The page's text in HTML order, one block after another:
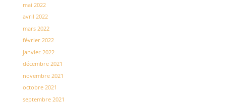
mai 2022
avril 2022
mars 2022
février 2022
janvier 2022
décembre 2021
novembre 2021
octobre 2021
septembre 2021